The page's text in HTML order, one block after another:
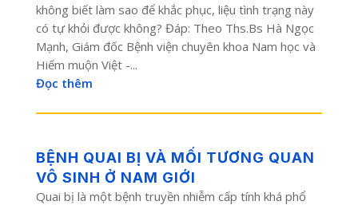
không biết làm sao để khắc phục, liệu tình trạng này
có tự khỏi được không? Đáp: Theo Ths.Bs Hà Ngọc
Mạnh, Giám đốc Bệnh viện chuyên khoa Nam học và
Hiếm muộn Việt -...
Đọc thêm
BỆNH QUAI BỊ VÀ MỐI TƯƠNG QUAN
VÔ SINH Ở NAM GIỚI
Quai bị là một bệnh truyền nhiễm cấp tính khá phổ